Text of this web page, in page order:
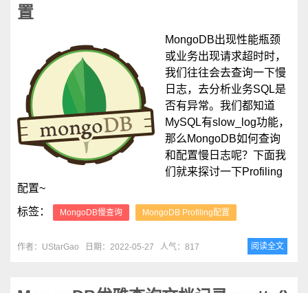
置
MongoDB出现性能瓶颈
或业务出现请求超时时，
我们往往会去查询一下慢
日志，去分析业务SQL是
否有异常。我们都知道
MySQL有slow_log功能，
那么MongoDB如何查询
和配置慢日志呢？下面我
们就来探讨一下Profiling
配置~
标签：
MongoDB慢查询 MongoDB Profiling配置
作者：UStarGao 日期：2022-05-27 人气：817 阅读全文